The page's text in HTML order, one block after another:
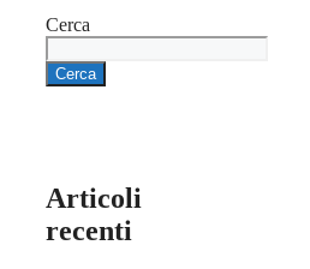
Cerca
Cerca
Articoli
recenti